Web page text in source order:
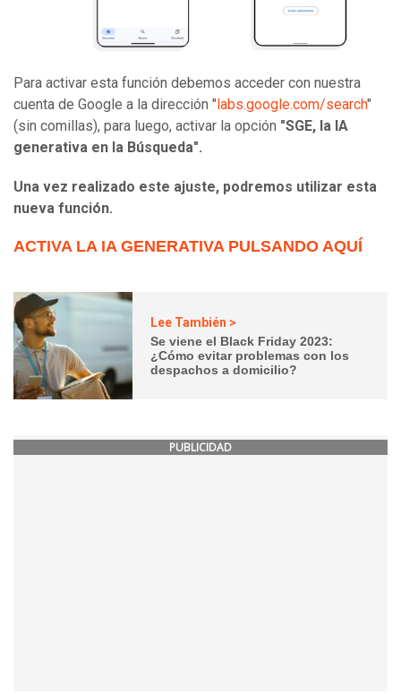
Para activar esta función debemos acceder con nuestra
cuenta de Google a la dirección " labs.google.com/search"
(sin comillas), para luego, activar la opción "SGE, la IA
generativa en la Búsqueda".
Una vez realizado este ajuste, podremos utilizar esta
nueva función.
ACTIVA LA IA GENERATIVA PULSANDO AQUÍ
Lee También >
Se viene el Black Friday 2023:
¿Cómo evitar problemas con los
despachos a domicilio?
PUBLICIDAD